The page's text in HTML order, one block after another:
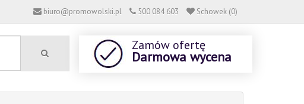
biuro@promowolski.pl 500 084 603 Schowek (0)
Zamów ofertę
Darmowa wycena